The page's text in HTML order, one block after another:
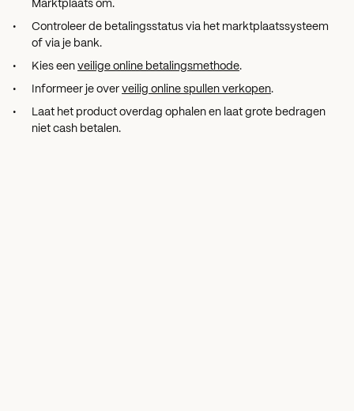
Marktplaats om.
Controleer de betalingsstatus via het marktplaatssysteem
of via je bank.
Kies een veilige online betalingsmethode.
Informeer je over veilig online spullen verkopen.
Laat het product overdag ophalen en laat grote bedragen
niet cash betalen.